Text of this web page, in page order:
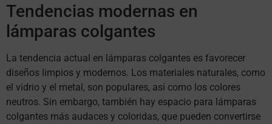
Tendencias modernas en
lámparas colgantes
La tendencia actual en lámparas colgantes es favorecer
diseños limpios y modernos. Los materiales naturales, como
el vidrio y el metal, son populares, así como los colores
neutros. Sin embargo, también hay espacio para lámparas
colgantes más audaces y coloridas, que pueden convertirse